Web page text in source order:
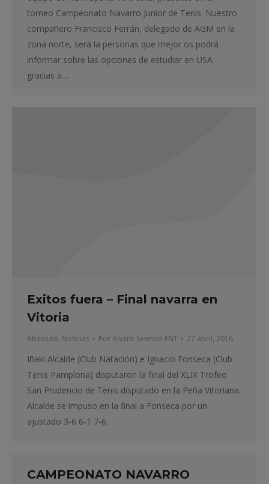
torneo Campeonato Navarro Junior de Tenis. Nuestro
compañero Francisco Ferrán, delegado de AGM en la
zona norte, será la personas que mejor os podrá
informar sobre las opciones de estudiar en USA
gracias a…
Exitos fuera – Final navarra en
Vitoria
Absoluto, Noticias PorAlvaro Sexmilo FNT 27 abril, 2016
Iñaki Alcalde (Club Natación) e Ignacio Fonseca (Club
Tenis Pamplona) disputaron la final del XLIX Trofeo
San Prudencio de Tenis disputado en la Peña Vitoriana.
Alcalde se impuso en la final a Fonseca por un
ajustado 3-6 6-1 7-6.
CAMPEONATO NAVARRO